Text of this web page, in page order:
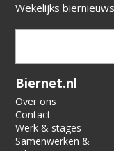
Wekelijks
Verification code:
Biernet.nl
Over ons
Contact
Werk & stages
Samenwerken &